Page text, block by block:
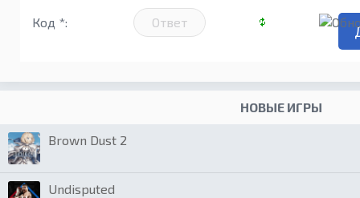
Код *:
НОВЫЕ ИГРЫ
Brown Dust 2
Undisputed